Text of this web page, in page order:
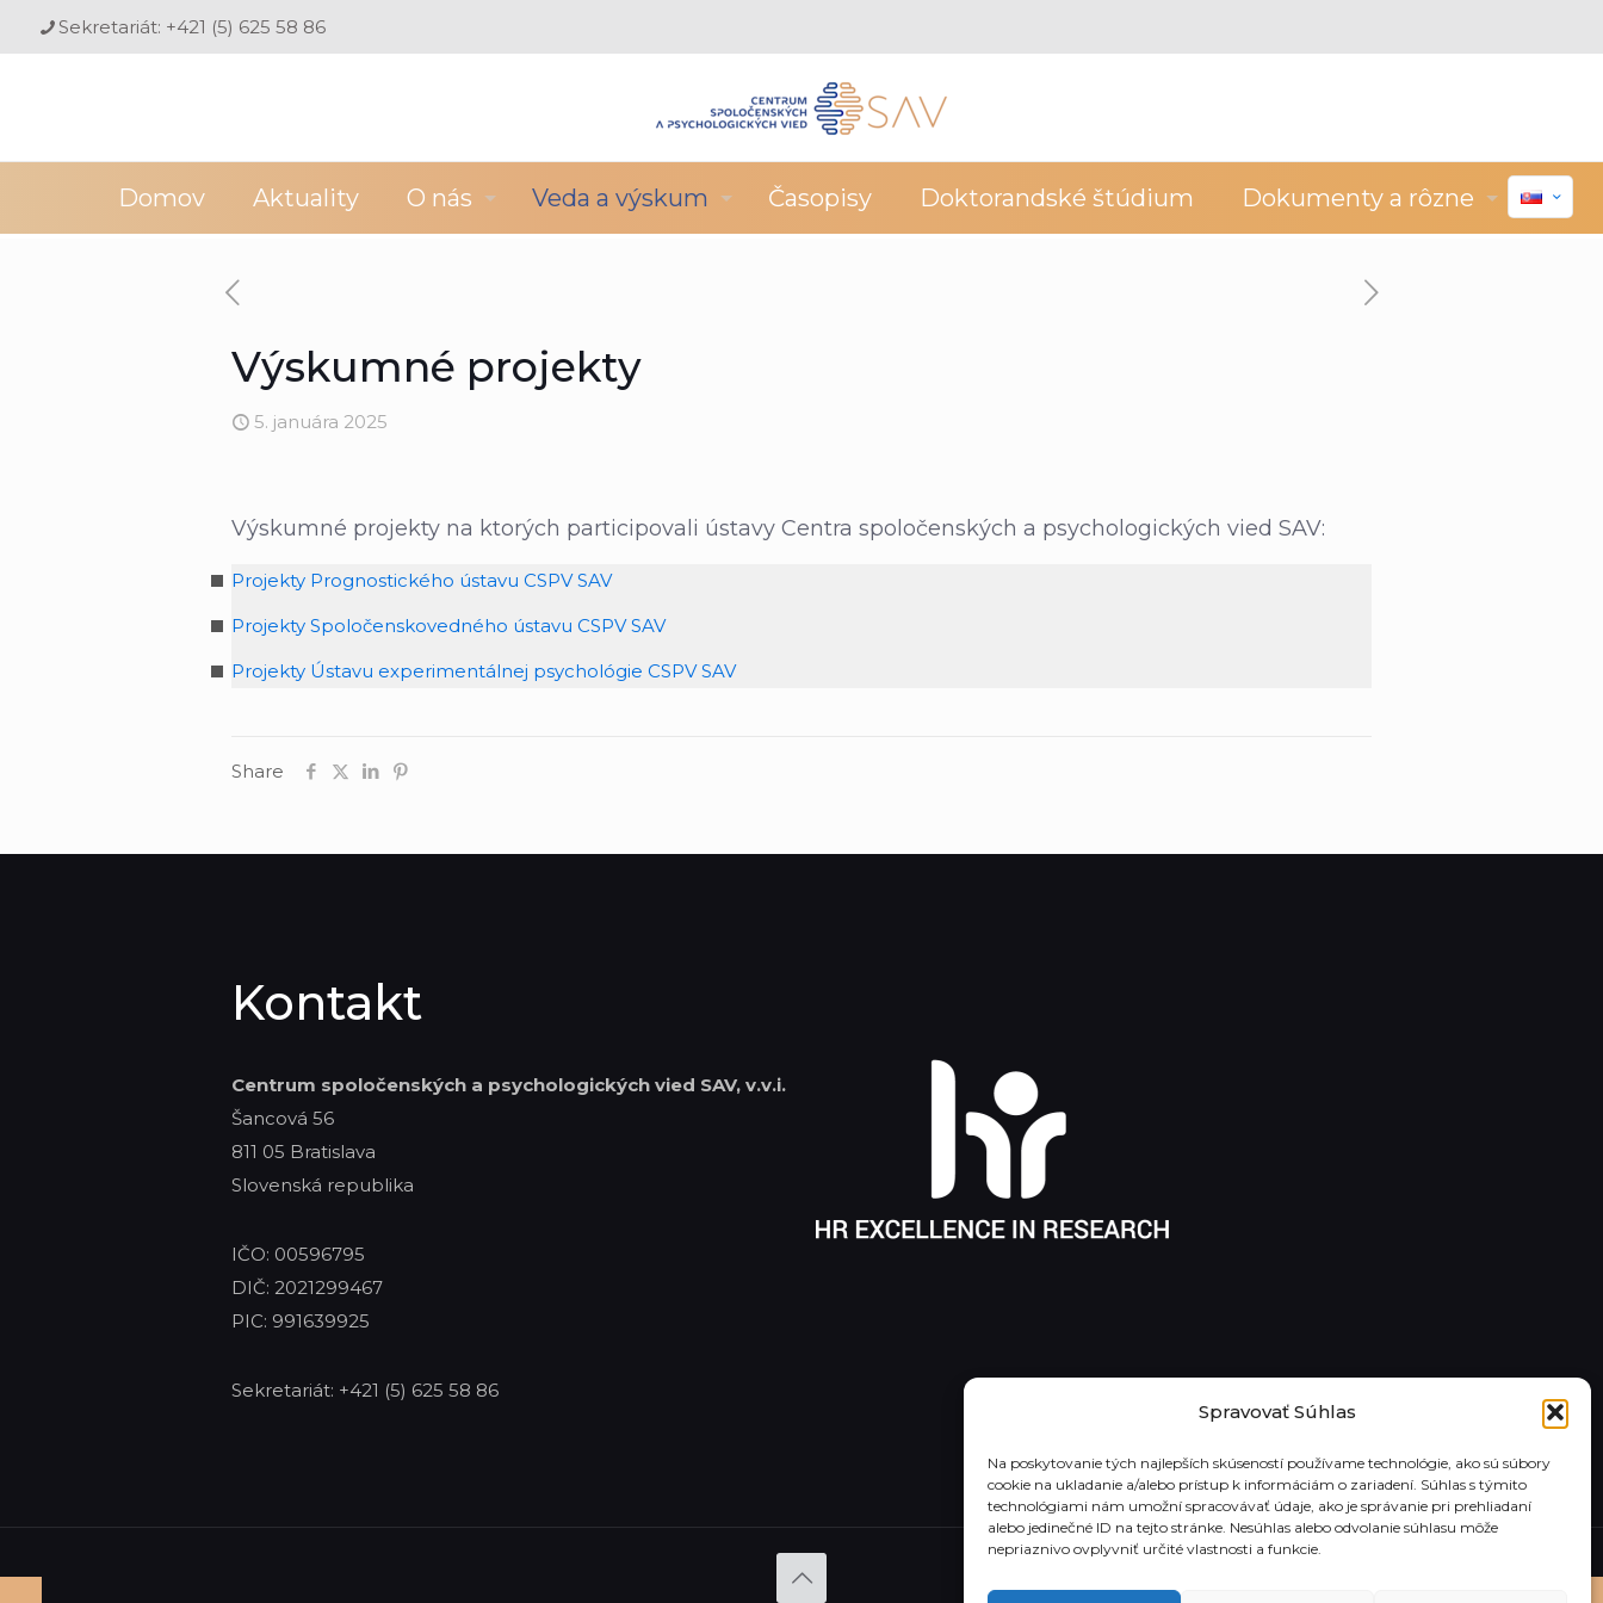
Spravovať Súhlas
Na poskytovanie tých najlepších skúseností používame technológie, ako sú súbory
cookie na ukladanie a/alebo prístup k informáciám o zariadení. Súhlas s týmito
technológiami nám umožní spracovávať údaje, ako je správanie pri prehliadaní
alebo jedinečné ID na tejto stránke. Nesúhlas alebo odvolanie súhlasu môže
nepriaznivo ovplyvniť určité vlastnosti a funkcie.
Sekretariát: +421 (5) 625 58 86
Domov Aktuality O nás Veda a výskum Časopisy Doktorandské štúdium Dokumenty a rôzne
Výskumné projekty
5. januára 2025
Výskumné projekty na ktorých participovali ústavy Centra spoločenských a psychologických vied SAV:
Projekty Prognostického ústavu CSPV SAV
Projekty Spoločenskovedného ústavu CSPV SAV
Projekty Ústavu experimentálnej psychológie CSPV SAV
Share
Kontakt
Centrum spoločenských a psychologických vied SAV, v.v.i.
Šancová 56
811 05 Bratislava
Slovenská republika
IČO: 00596795
DIČ: 2021299467
PIC: 991639925
Sekretariát: +421 (5) 625 58 86